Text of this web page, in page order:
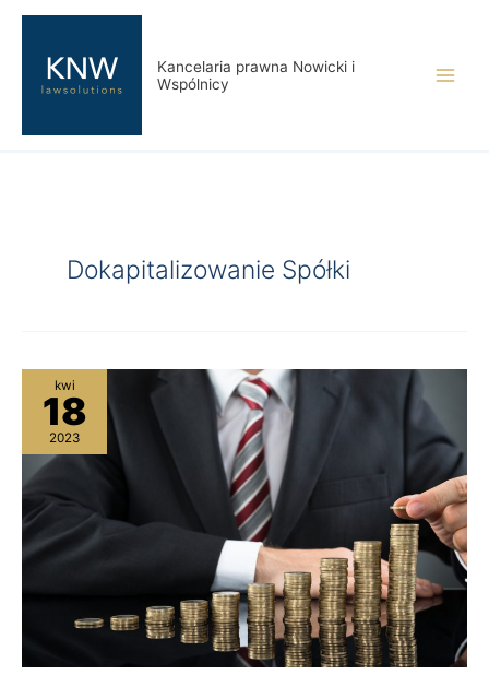
Kancelaria prawna Nowicki i
Wspólnicy
Dokapitalizowanie Spółki
kwi
18
2023
Dokapitalizowanie
spółek